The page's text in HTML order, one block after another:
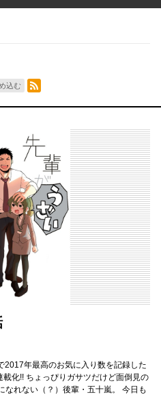
込む
RSSフィード
2017年最高のお気に入り数を記録した
化!! ちょっぴりガサツだけど面倒見の
なれない（？）後輩・五十嵐。 今日も